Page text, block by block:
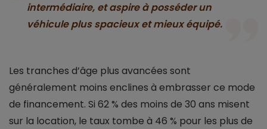
intermédiaire, et aspire à posséder un
véhicule plus spacieux et mieux équipé.
Les tranches d’âge plus avancées sont
généralement moins enclines à embrasser ce mode
de financement. Si 62 % des moins de 30 ans misent
sur la location, le taux tombe à 46 % pour les plus de